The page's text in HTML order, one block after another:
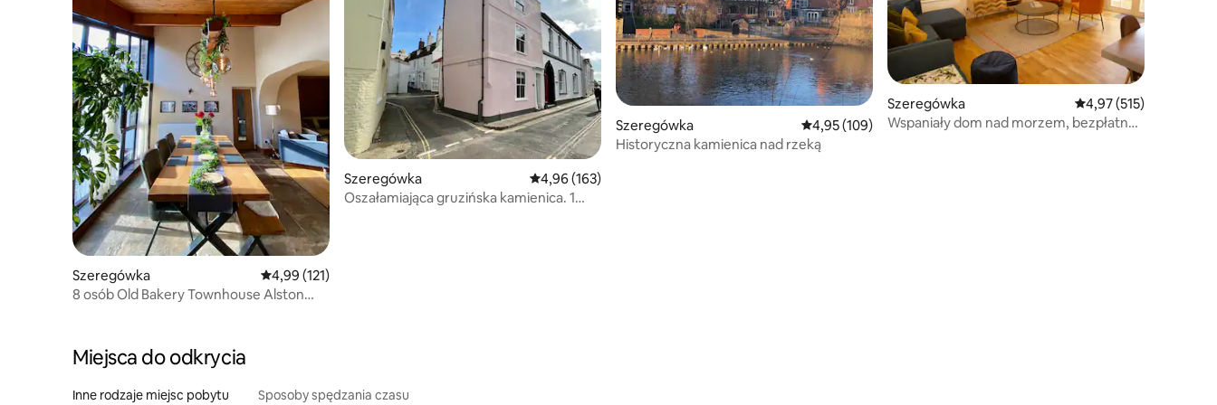
Szeregówka Średnia ocena: 4,99 na 5, liczba recenzji: 121
4,99 (121)
8 osób Old Bakery Townhouse Alston
Szeregówka Średnia ocena: 4,96 na 5, liczba recenzji: 163
4,96 (163)
Oszałamiająca gruzińska kamienica. 1
Szeregówka Średnia ocena: 4,95 na 5, liczba recenzji: 109
4,95 (109)
Historyczna kamienica nad rzeką
Szeregówka Średnia ocena: 4,97
4,97 (515)
Wspaniały dom nad morzem, bezpłatny
Miejsca do odkrycia
Inne rodzaje miejsc pobytu Sposoby spędzania czasu